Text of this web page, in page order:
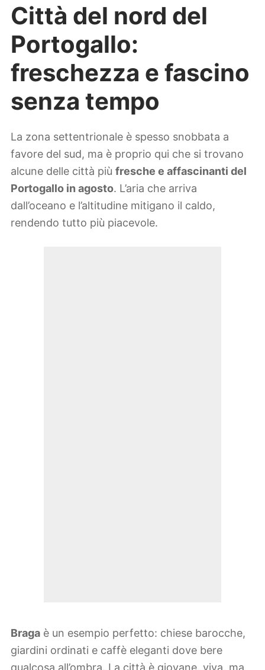
Città del nord del
Portogallo:
freschezza e fascino
senza tempo
La zona settentrionale è spesso snobbata a
favore del sud, ma è proprio qui che si trovano
alcune delle città più fresche e affascinanti del
Portogallo in agosto. L’aria che arriva
dall’oceano e l’altitudine mitigano il caldo,
rendendo tutto più piacevole.
Braga è un esempio perfetto: chiese barocche,
giardini ordinati e caffè eleganti dove bere
qualcosa all’ombra. La città è giovane, viva, ma